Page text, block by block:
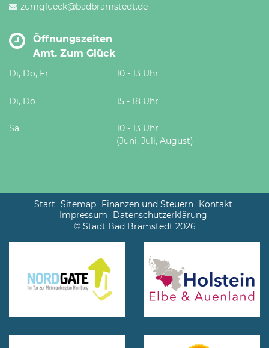
zumglueck@badbramstedt.de
Öffnungszeiten
Amt. Zum Glück
Di, Do, Fr 10 - 13 Uhr
Di, Do 15 - 18 Uhr
Sa
10 - 13 Uhr
(Juni, Juli, August)
Start Sitemap Finanzen und Steuern Kontakt
Impressum
Datenschutzerklärung
© Stadt Bad Bramstedt 2026